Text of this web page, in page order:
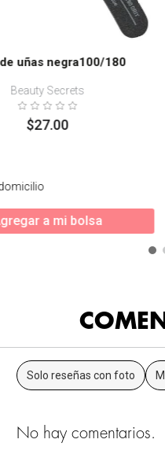
uñas negra100/180
Beauty Secrets
$27.00
a mi bolsa
Solo reseñas con foto
No hay comentarios.